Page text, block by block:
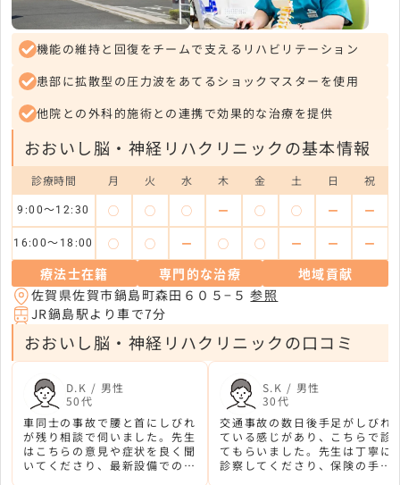
機能の維持と回復をチームで支えるリハビリテーション
患部に拡散型の圧力波をあてるショックマスターを使用
他院との外科的施術との連携で効果的な治療を提供
おおいし脳・神経リハクリニックの基本情報
診療時間 月 火 水 木 金 土 日 祝
9:00～12:30 ◯ ◯ ◯ ー ◯ ◯ ー ー
16:00～18:00 ◯ ◯ ー ◯ ◯ ー ー ー
療法士在籍 専門的な治療
地域貢献
佐賀県佐賀市鍋島町森田６０５−５参照
JR鍋島駅より車で7分
おおいし脳・神経リハクリニックの口コミ
D.K / 男性
50代
車同士の事故で腰と首にしびれ
が残り相談で伺いました。先生
はこちらの意見や症状を良く聞
いてくださり、最新設備での検
S.K / 男性
30代
交通事故の数日後手足がしびれ
ている感じがあり、こちらで診
てもらいました。先生は丁寧に
診察してくださり、保険の手続